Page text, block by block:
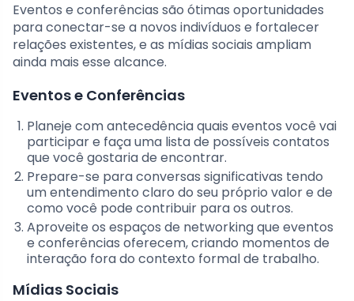
Eventos e conferências são ótimas oportunidades
para conectar-se a novos indivíduos e fortalecer
relações existentes, e as mídias sociais ampliam
ainda mais esse alcance.
Eventos e Conferências
Planeje com antecedência quais eventos você vai
participar e faça uma lista de possíveis contatos
que você gostaria de encontrar.
Prepare-se para conversas significativas tendo
um entendimento claro do seu próprio valor e de
como você pode contribuir para os outros.
Aproveite os espaços de networking que eventos
e conferências oferecem, criando momentos de
interação fora do contexto formal de trabalho.
Mídias Sociais